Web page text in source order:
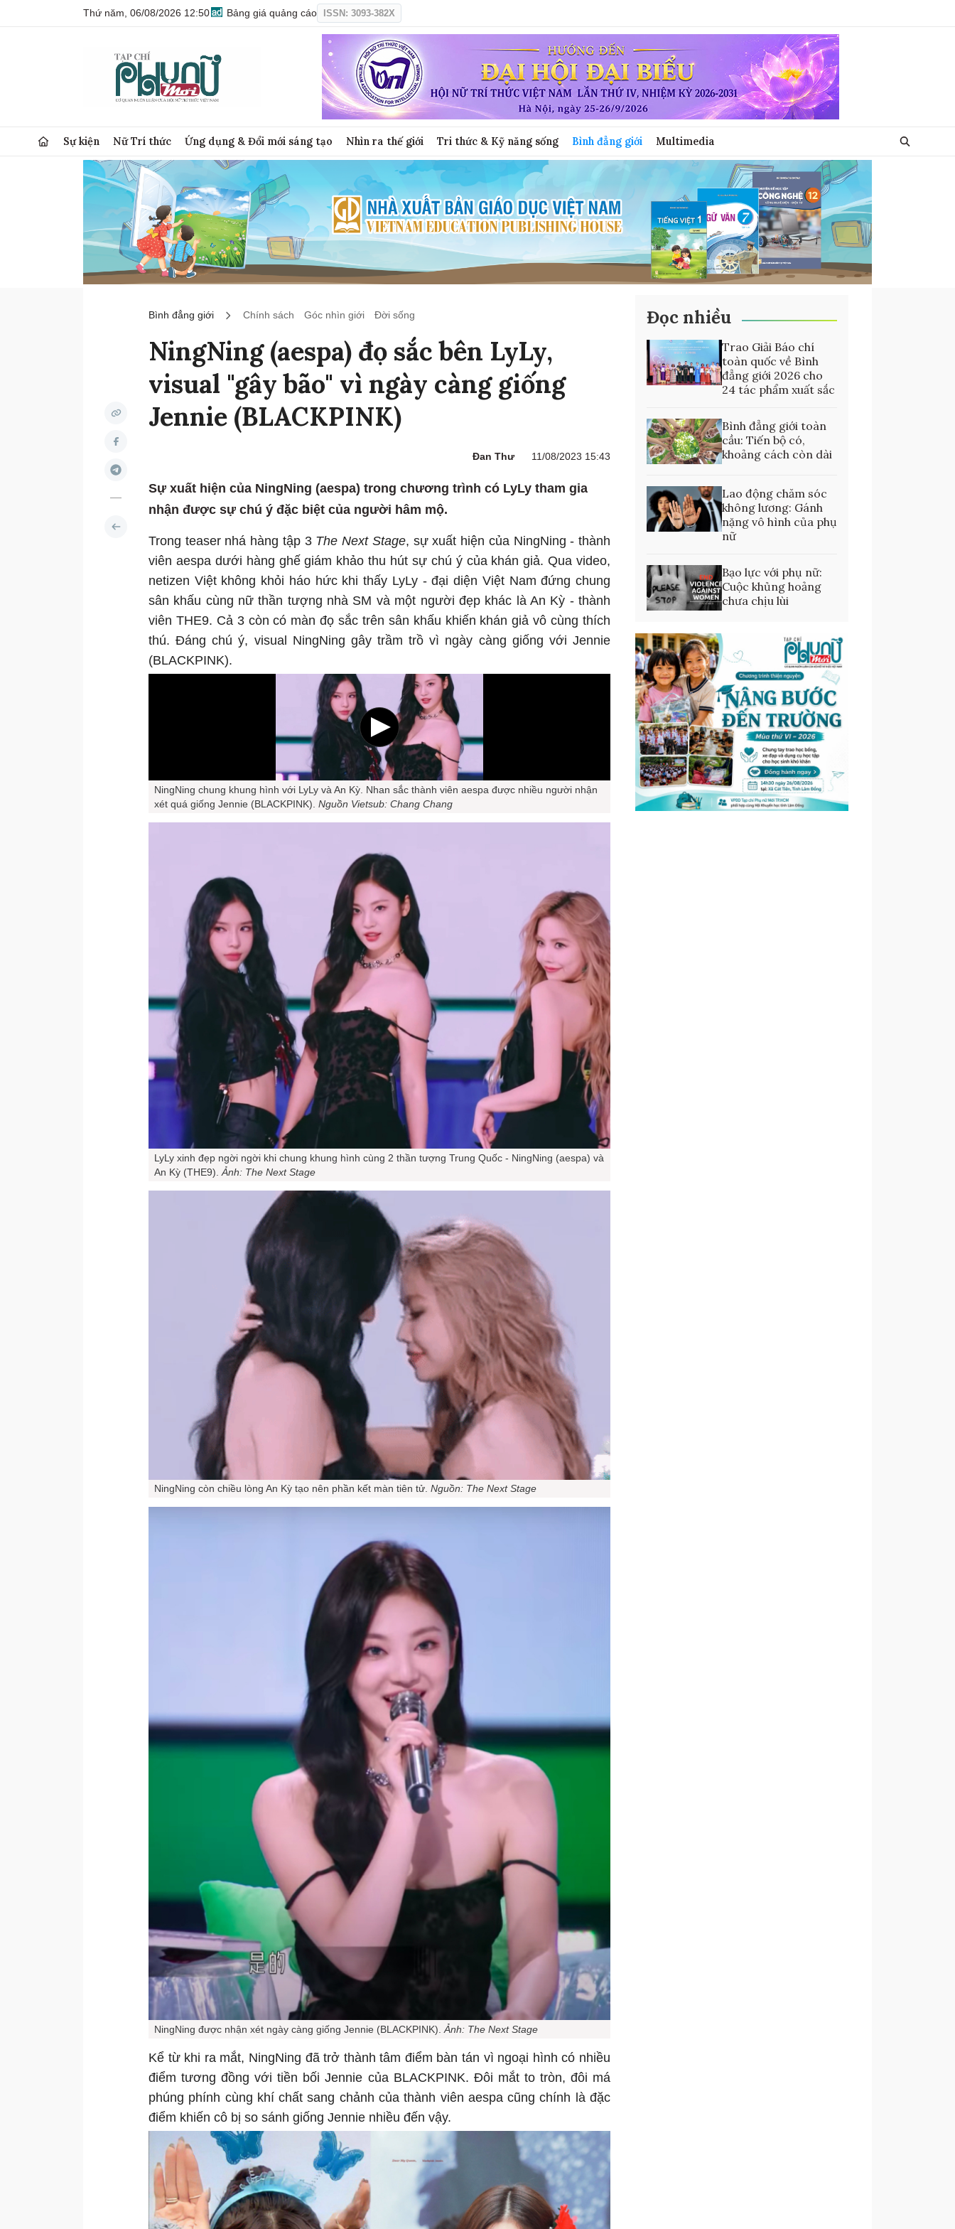
Thứ năm, 06/08/2026 12:50 Bảng giá quảng cáo ISSN: 3093-382X
Sự kiện Nữ Trí thức Ứng dụng & Đổi mới sáng tạo Nhìn ra thế giới Tri thức & Kỹ năng sống Bình đẳng giới Multimedia
Bình đẳng giới Chính sách Góc nhìn giới Đời sống
NingNing (aespa) đọ sắc bên LyLy,
visual "gây bão" vì ngày càng giống
Jennie (BLACKPINK)
Đan Thư 11/08/2023 15:43
Sự xuất hiện của NingNing (aespa) trong chương trình có LyLy tham gia
nhận được sự chú ý đặc biệt của người hâm mộ.
Trong teaser nhá hàng tập 3 The Next Stage, sự xuất hiện của NingNing - thành
viên aespa dưới hàng ghế giám khảo thu hút sự chú ý của khán giả. Qua video,
netizen Việt không khỏi háo hức khi thấy LyLy - đại diện Việt Nam đứng chung
sân khấu cùng nữ thần tượng nhà SM và một người đẹp khác là An Kỳ - thành
viên THE9. Cả 3 còn có màn đọ sắc trên sân khấu khiến khán giả vô cùng thích
thú. Đáng chú ý, visual NingNing gây trầm trồ vì ngày càng giống với Jennie
(BLACKPINK).
NingNing chung khung hình với LyLy và An Kỳ. Nhan sắc thành viên aespa được nhiều người nhận
xét quá giống Jennie (BLACKPINK). Nguồn Vietsub: Chang Chang
LyLy xinh đẹp ngời ngời khi chung khung hình cùng 2 thần tượng Trung Quốc - NingNing (aespa) và
An Kỳ (THE9).Ảnh: The Next Stage
NingNing còn chiều lòng An Kỳ tạo nên phần kết màn tiên tử. Nguồn: The Next Stage
NingNing được nhận xét ngày càng giống Jennie (BLACKPINK).Ảnh: The Next Stage
Kể từ khi ra mắt, NingNing đã trở thành tâm điểm bàn tán vì ngoại hình có nhiều
điểm tương đồng với tiền bối Jennie của BLACKPINK. Đôi mắt to tròn, đôi má
phúng phính cùng khí chất sang chảnh của thành viên aespa cũng chính là đặc
điểm khiến cô bị so sánh giống Jennie nhiều đến vậy.
Đọc nhiều
Trao Giải Báo chí
toàn quốc về Bình
đẳng giới 2026 cho
24 tác phẩm xuất sắc
Bình đẳng giới toàn
cầu: Tiến bộ có,
khoảng cách còn dài
Lao động chăm sóc
không lương: Gánh
nặng vô hình của phụ
nữ
Bạo lực với phụ nữ:
Cuộc khủng hoảng
chưa chịu lùi